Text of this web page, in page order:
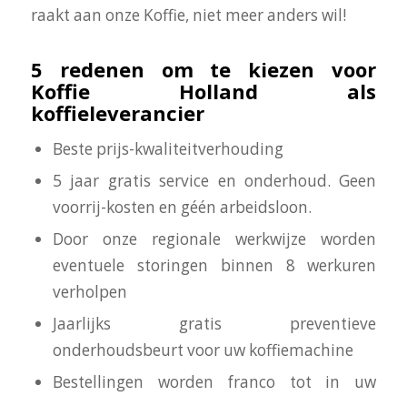
raakt aan onze Koffie, niet meer anders wil!
5 redenen om te kiezen voor
Koffie Holland als
koffieleverancier
Beste prijs-kwaliteitverhouding
5 jaar gratis service en onderhoud. Geen
voorrij-kosten en géén arbeidsloon.
Door onze regionale werkwijze worden
eventuele storingen binnen 8 werkuren
verholpen
Jaarlijks gratis preventieve
onderhoudsbeurt voor uw koffiemachine
Bestellingen worden franco tot in uw